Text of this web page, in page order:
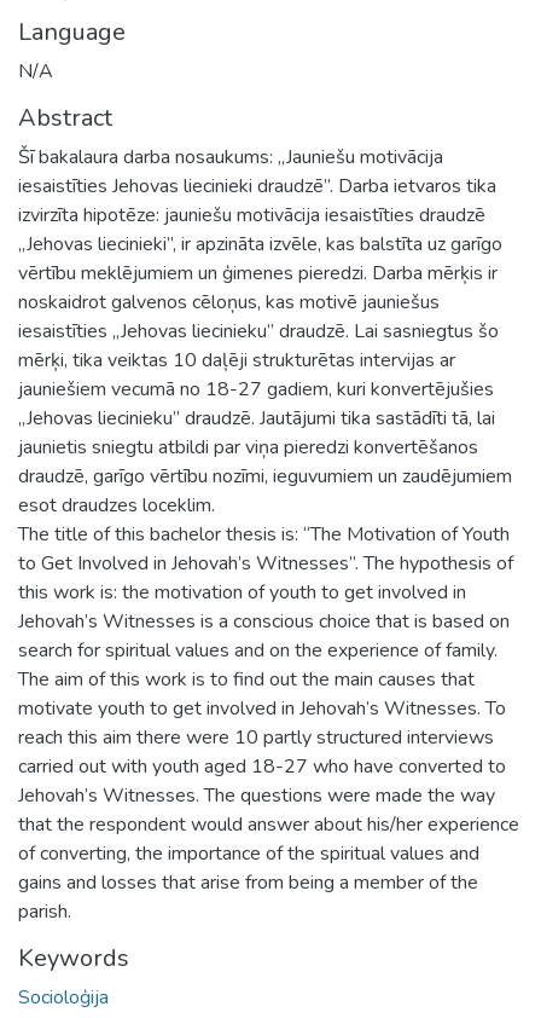
Language
N/A
Abstract
Šī bakalaura darba nosaukums: „Jauniešu motivācija
iesaistīties Jehovas liecinieki draudzē”. Darba ietvaros tika
izvirzīta hipotēze: jauniešu motivācija iesaistīties draudzē
„Jehovas liecinieki”, ir apzināta izvēle, kas balstīta uz garīgo
vērtību meklējumiem un ģimenes pieredzi. Darba mērķis ir
noskaidrot galvenos cēloņus, kas motivē jauniešus
iesaistīties „Jehovas liecinieku” draudzē. Lai sasniegtus šo
mērķi, tika veiktas 10 daļēji strukturētas intervijas ar
jauniešiem vecumā no 18-27 gadiem, kuri konvertējušies
„Jehovas liecinieku” draudzē. Jautājumi tika sastādīti tā, lai
jaunietis sniegtu atbildi par viņa pieredzi konvertēšanos
draudzē, garīgo vērtību nozīmi, ieguvumiem un zaudējumiem
esot draudzes loceklim.
The title of this bachelor thesis is: “The Motivation of Youth
to Get Involved in Jehovah’s Witnesses”. The hypothesis of
this work is: the motivation of youth to get involved in
Jehovah’s Witnesses is a conscious choice that is based on
search for spiritual values and on the experience of family.
The aim of this work is to find out the main causes that
motivate youth to get involved in Jehovah’s Witnesses. To
reach this aim there were 10 partly structured interviews
carried out with youth aged 18-27 who have converted to
Jehovah’s Witnesses. The questions were made the way
that the respondent would answer about his/her experience
of converting, the importance of the spiritual values and
gains and losses that arise from being a member of the
parish.
Keywords
Socioloģija